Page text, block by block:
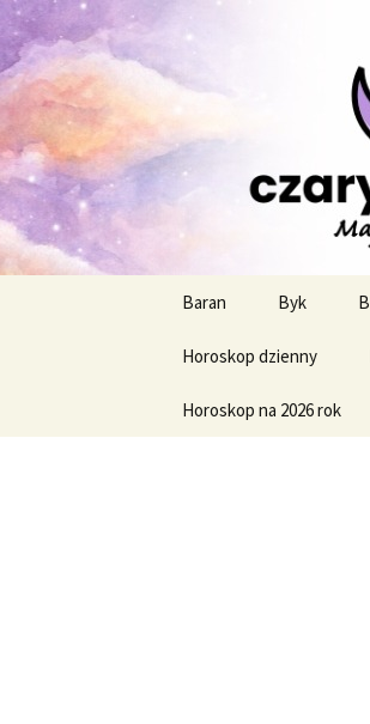
Profesjonalne
treści
Baran Byk
Horoskop dzienny
Horoskop na 2026 rok